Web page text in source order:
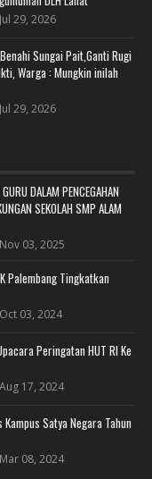
Jul 29, 2026
Sungai Pait,Ganti Rugi
Warga : Mungkin inilah
Jul 29, 2026
DALAM PENCEGAHAN
SEKOLAH SMP ALAM
Nov 03, 2025
Palembang Tingkatkan
Oct 03, 2024
Peringatan HUT RI Ke
Aug 17, 2024
Satya Negara Tahun
Mar 08, 2024